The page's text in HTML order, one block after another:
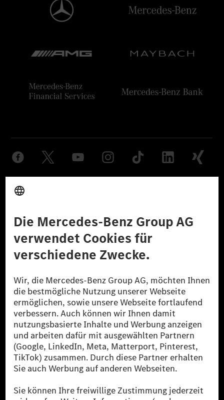
© 2026 Mercedes-Benz Group AG. Alle Rechte vorbehalten.
reduzierte CO₂-Emissionen bei der Mercedes-Benz Group durch
zertifizierte Ausgleichsprojekte kompensiert werden.
[2] Renewable Charging ist ein integraler Bestandteil von MB.CHARGE
Public in Europa, den USA, Kanada und China. Sofern an der jeweiligen
Ladestation noch kein Strom aus erneuerbaren Energien vorliegt,
verwendet Renewable Charging Grünstromzertifikate*. Diese stellen
sicher, dass für Ladevorgänge über MB.CHARGE Public eine äquivalente
Strommenge aus erneuerbaren Energien ins Stromnetz eingespeist wird.
Sie stammen ausschließlich aus Wind- und Solarkraftanlagen, die jünger
als sechs Jahre sind.
* Inkl. EKOenergy Ökolabel
* Die angegebenen Werte wurden nach dem vorgeschriebenen
Messverfahren WLTP (Worldwide harmonised Light vehicles Test